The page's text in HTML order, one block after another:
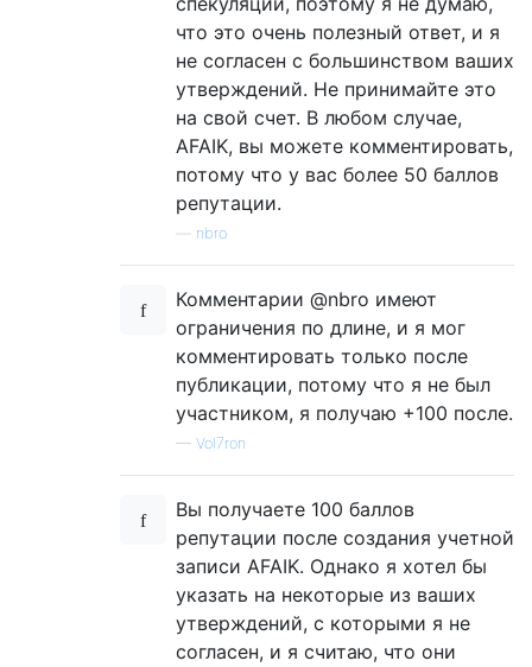
что это очень полезный ответ, и я
не согласен с большинством ваших
утверждений. Не принимайте это
на свой счет. В любом случае,
AFAIK, вы можете комментировать,
потому что у вас более 50 баллов
репутации.
nbro
Комментарии @nbro имеют
ограничения по длине, и я мог
комментировать только после
публикации, потому что я не был
участником, я получаю +100 после.
— Vol7ron
Вы получаете 100 баллов
репутации после создания учетной
записи AFAIK. Однако я хотел бы
указать на некоторые из ваших
утверждений, с которыми я не
согласен, и я считаю, что они